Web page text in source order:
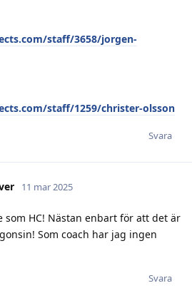
staff/3658/jorgen-
staff/1259/christer-olsson
Svara
11 mar 2025
HC! Nästan enbart för att det är
Som coach har jag ingen
Svara